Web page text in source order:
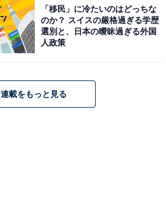
「移民」に冷たいのはどっちな
のか？ スイスの厳格過ぎる学歴
選別と、日本の曖昧過ぎる外国
人政策
連載をもっと見る